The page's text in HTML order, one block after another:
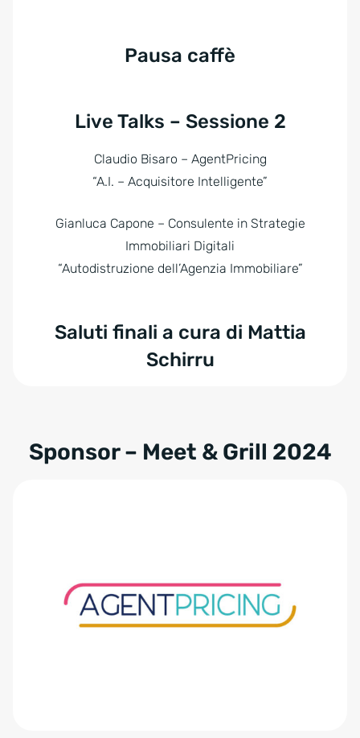
Pausa caffè
Live Talks – Sessione 2
Claudio Bisaro – AgentPricing
“A.I. – Acquisitore Intelligente”
Gianluca Capone – Consulente in Strategie
Immobiliari Digitali
“Autodistruzione dell’Agenzia Immobiliare”
Saluti finali a cura di Mattia
Schirru
Sponsor – Meet & Grill 2024